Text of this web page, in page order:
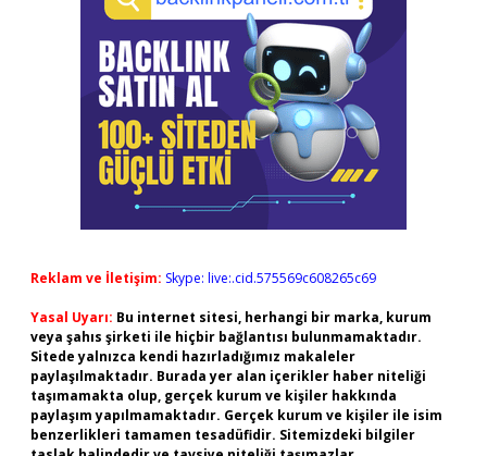
Reklam ve İletişim: Skype: live:.cid.575569c608265c69
Yasal Uyarı: Bu internet sitesi, herhangi bir marka, kurum
veya şahıs şirketi ile hiçbir bağlantısı bulunmamaktadır.
Sitede yalnızca kendi hazırladığımız makaleler
paylaşılmaktadır. Burada yer alan içerikler haber niteliği
taşımamakta olup, gerçek kurum ve kişiler hakkında
paylaşım yapılmamaktadır. Gerçek kurum ve kişiler ile isim
benzerlikleri tamamen tesadüfidir. Sitemizdeki bilgiler